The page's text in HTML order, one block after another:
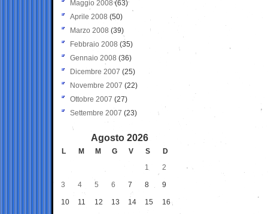
Maggio 2008(63)
Aprile 2008 (50)
Marzo 2008 (39)
Febbraio 2008 (35)
Gennaio 2008 (36)
Dicembre 2007 (25)
Novembre 2007 (22)
Ottobre 2007 (27)
Settembre 2007 (23)
Agosto 2026
L M M G V S
D
1
2
3 4 5 6 7 8 9
10 11 12 13 14 15 16